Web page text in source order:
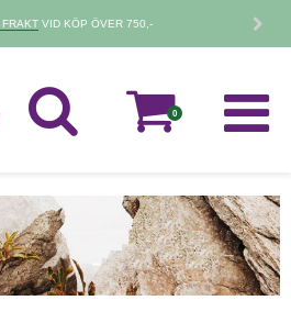
VID KÖP ÖVER 750,-
0